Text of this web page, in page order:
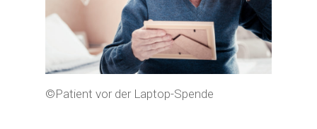
©Patient vor der Laptop-Spende